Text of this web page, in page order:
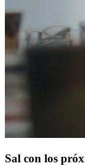
Sal con los